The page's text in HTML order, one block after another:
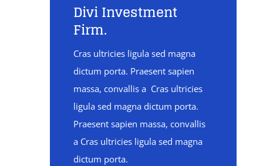
Divi Investment
Firm.
Cras ultricies ligula sed magna
dictum porta. Praesent sapien
massa, convallis a Cras ultricies
ligula sed magna dictum porta.
Praesent sapien massa, convallis
a Cras ultricies ligula sed magna
dictum porta.